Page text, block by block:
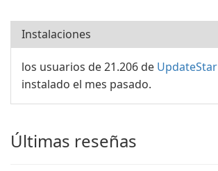
Instalaciones
los usuarios de 21.206 de UpdateStar
instalado el mes pasado.
Últimas reseñas